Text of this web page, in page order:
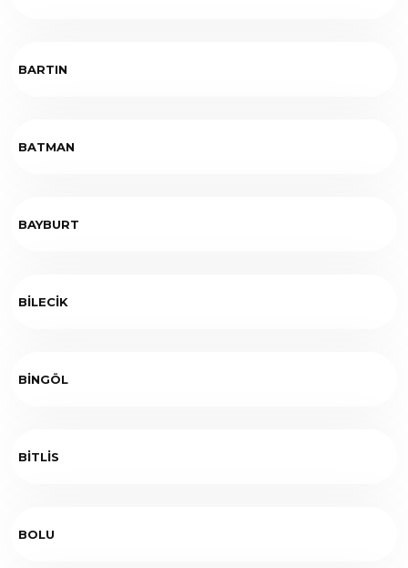
BARTIN
BATMAN
BAYBURT
BİLECİK
BİNGÖL
BİTLİS
BOLU